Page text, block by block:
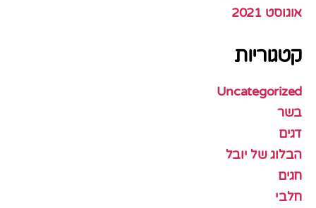
אוגוסט 2021
קטגוריות
Uncategorized
בשר
דגים
הבלוג של יובל
חגים
חלבי